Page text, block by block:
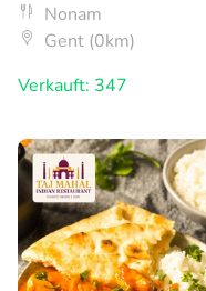
Nonam
Gent (0km)
Verkauft: 347